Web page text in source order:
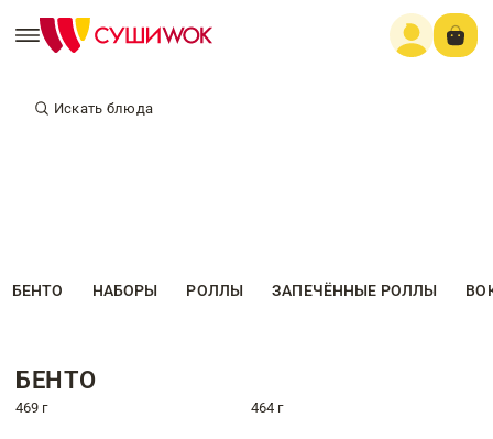
Искать блюда
БЕНТО НАБОРЫ РОЛЛЫ ЗАПЕЧЁННЫЕ РОЛЛЫ
БЕНТО
469 г 464 г